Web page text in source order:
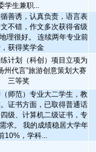
学生兼职...
善诱，认真负责，语言表
不错，作文多次获得省级
理很好。 连续两年专业前
获得奖学金
计划（科创）项目立项为
州代言”旅游创意策划大赛
三等奖
师范）专业大二学生，教
证书方面，已取得普通话
级、计算机二级证书，专
求。 我的成绩稳居大学年
10%，学科...